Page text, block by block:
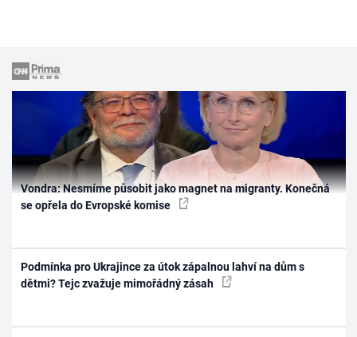
Vondra: Nesmíme působit jako magnet na migranty. Konečná
se opřela do Evropské komise
Podmínka pro Ukrajince za útok zápalnou lahví na dům s
dětmi? Tejc zvažuje mimořádný zásah